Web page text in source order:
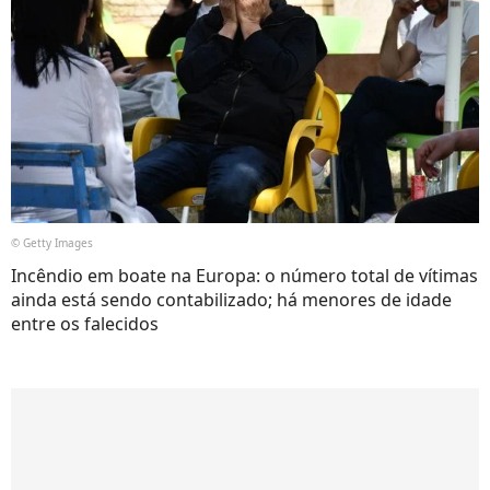
© Getty Images
Incêndio em boate na Europa: o número total de vítimas
ainda está sendo contabilizado; há menores de idade
entre os falecidos